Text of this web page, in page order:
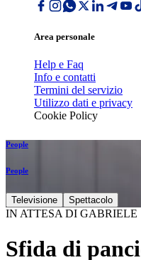
Area personale
Help e Faq
Info e contatti
Termini del servizio
Utilizzo dati e privacy
Cookie Policy
People
People
Televisione Spettacolo
IN ATTESA DI GABRIELE
Sfida di